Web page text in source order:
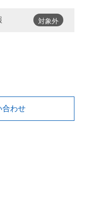
対象外
合わせ